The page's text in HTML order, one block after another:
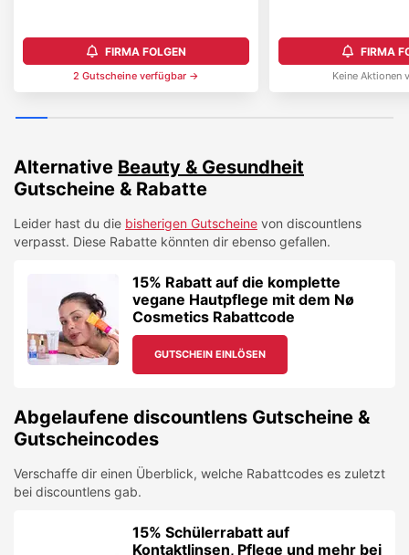
FIRMA FOLGEN
2 Gutscheine verfügbar →
FIRMA
Keine Aktionen
Alternative Beauty & Gesundheit
Gutscheine & Rabatte
Leider hast du die bisherigen Gutscheine von discountlens
verpasst. Diese Rabatte könnten dir ebenso gefallen.
15% Rabatt auf die komplette
vegane Hautpflege mit dem Nø
Cosmetics Rabattcode
GUTSCHEIN EINLÖSEN
Abgelaufene discountlens Gutscheine &
Gutscheincodes
Verschaffe dir einen Überblick, welche Rabattcodes es zuletzt
bei discountlens gab.
15% Schülerrabatt auf
Kontaktlinsen, Pflege und mehr bei